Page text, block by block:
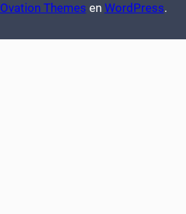
Ovation Themes en WordPress.